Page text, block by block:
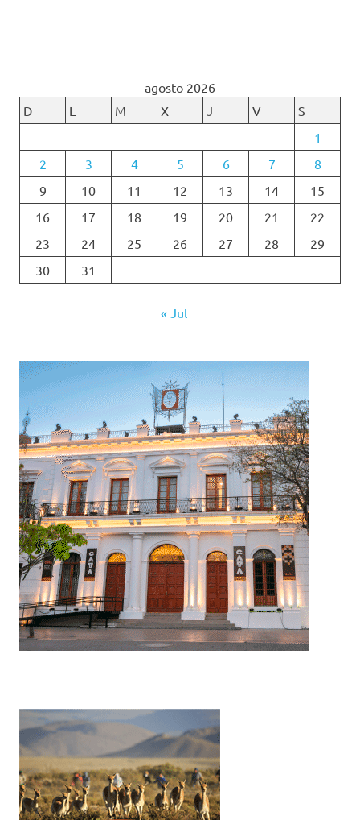
agosto 2026
D
L M X J V
S
1
2
3 4 5 6 7
8
9
10 11 12 13 14
15
16
17 18 19 20 21
22
23
24 25 26 27 28
29
30
31
« Jul